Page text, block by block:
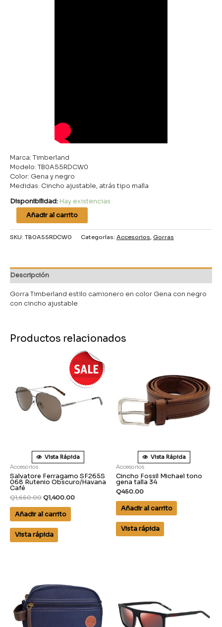
Marca: Timberland
Modelo: TB0A55RDCW0
Color: Gena y negro
Medidas: Cincho ajustable, atrás tipo malla
Disponibilidad: Hay existencias
Añadir al carrito
SKU: TB0A55RDCW0 Categorías: Accesorios, Gorras
Descripción
Gorra Timberland estilo camionero en color Gena con negro
con cincho ajustable
Productos relacionados
Vista Rápida
Accesorios
Salvatore Ferragamo SF265S
068 Rutenio Obscuro/Havana
Café
Q1,650.00 Q1,400.00
Añadir al carrito
Vista rápida
Vista Rápida
Accesorios
Cincho Fossil Michael tono
gena talla 34
Q450.00
Añadir al carrito
Vista rápida